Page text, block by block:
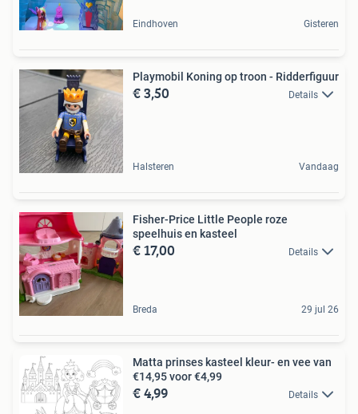
Eindhoven Gisteren
Playmobil Koning op troon - Ridderfiguur
€ 3,50 Details
Halsteren Vandaag
Fisher-Price Little People roze
speelhuis en kasteel
€ 17,00 Details
Breda 29 jul 26
Matta prinses kasteel kleur- en vee van
€14,95 voor €4,99
€ 4,99 Details